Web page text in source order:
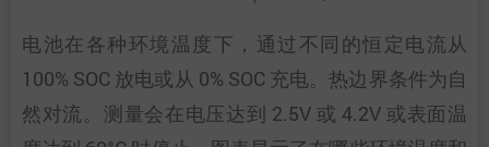
电池在各种环境温度下，通过不同的恒定电流从
100% SOC 放电或从 0% SOC 充电。热边界条件为自
然对流。测量会在电压达到 2.5V 或 4.2V 或表面温